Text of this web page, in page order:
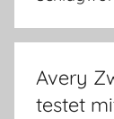
Produkttests
vieles
mehr
Avery
testet